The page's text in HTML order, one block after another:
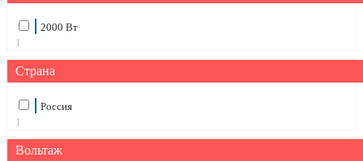
2000 Вт
1
Страна
Россия
1
Вольтаж